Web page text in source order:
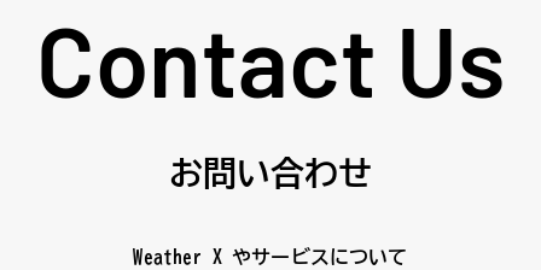
Contact Us
お問い合わせ
Weather X やサービスについて